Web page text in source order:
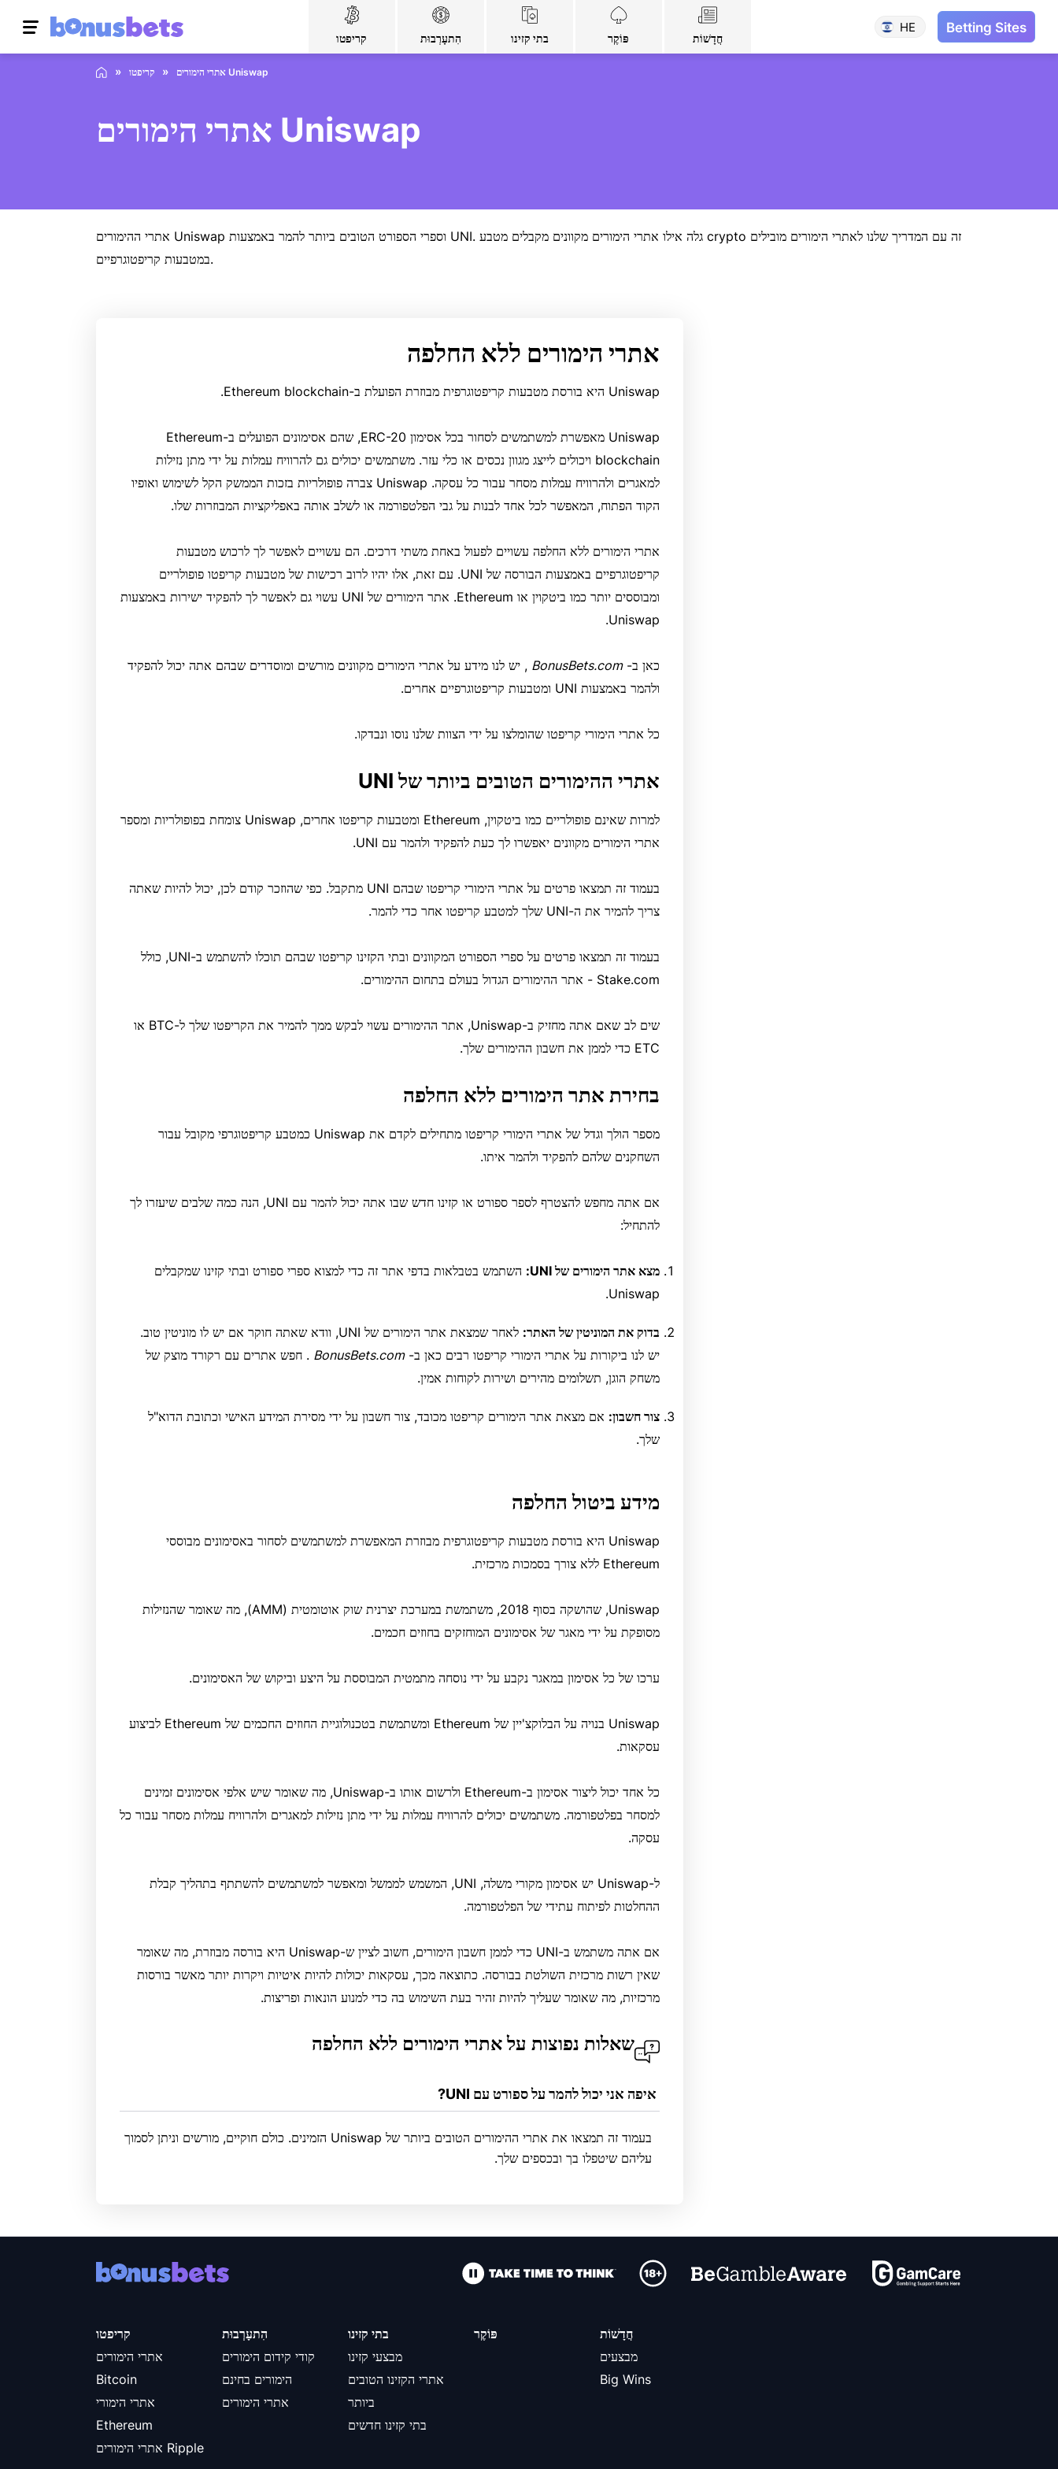
קריפטו הִתעָרְבוּת בתי קזינו פּוֹקֶר חֲדָשׁוֹת
HE Betting Sites
קריפטו אתרי הימורים Uniswap
אתרי הימורים Uniswap
אתרי ההימורים Uniswap וספרי הספורט הטובים ביותר להמר באמצעות UNI. גלה אילו אתרי הימורים מקוונים מקבלים מטבע crypto זה עם המדריך שלנו לאתרי הימורים מובילים
במטבעות קריפטוגרפיים.
אתרי הימורים ללא החלפה
Uniswap היא בורסת מטבעות קריפטוגרפית מבוזרת הפועלת ב-Ethereum blockchain.
Uniswap מאפשרת למשתמשים לסחור בכל אסימון ERC-20, שהם אסימונים הפועלים ב-Ethereum
blockchain ויכולים לייצג מגוון נכסים או כלי עזר. משתמשים יכולים גם להרוויח עמלות על ידי מתן נזילות
למאגרים ולהרוויח עמלות מסחר עבור כל עסקה. Uniswap צברה פופולריות בזכות הממשק הקל לשימוש ואופיו
הקוד הפתוח, המאפשר לכל אחד לבנות על גבי הפלטפורמה או לשלב אותה באפליקציות המבוזרות שלו.
אתרי הימורים ללא החלפה עשויים לפעול באחת משתי דרכים. הם עשויים לאפשר לך לרכוש מטבעות
קריפטוגרפיים באמצעות הבורסה של UNI. עם זאת, אלו יהיו לרוב רכישות של מטבעות קריפטו פופולריים
ומבוססים יותר כמו ביטקוין או Ethereum. אתר הימורים של UNI עשוי גם לאפשר לך להפקיד ישירות באמצעות
Uniswap.
כאן ב-BonusBets.com , יש לנו מידע על אתרי הימורים מקוונים מורשים ומוסדרים שבהם אתה יכול להפקיד
ולהמר באמצעות UNI ומטבעות קריפטוגרפיים אחרים.
כל אתרי הימורי קריפטו שהומלצו על ידי הצוות שלנו נוסו ונבדקו.
אתרי ההימורים הטובים ביותר של UNI
למרות שאינם פופולריים כמו ביטקוין, Ethereum ומטבעות קריפטו אחרים, Uniswap צומחת בפופולריות ומספר
אתרי הימורים מקוונים יאפשרו לך כעת להפקיד ולהמר עם UNI.
בעמוד זה תמצאו פרטים על אתרי הימורי קריפטו שבהם UNI מתקבל. כפי שהוזכר קודם לכן, יכול להיות שאתה
צריך להמיר את ה-UNI שלך למטבע קריפטו אחר כדי להמר.
בעמוד זה תמצאו פרטים על ספרי הספורט המקוונים ובתי הקזינו קריפטו שבהם תוכלו להשתמש ב-UNI, כולל
Stake.com - אתר ההימורים הגדול בעולם בתחום ההימורים.
שים לב שאם אתה מחזיק ב-Uniswap, אתר ההימורים עשוי לבקש ממך להמיר את הקריפטו שלך ל-BTC או
ETC כדי לממן את חשבון ההימורים שלך.
בחירת אתר הימורים ללא החלפה
מספר הולך וגדל של אתרי הימורי קריפטו מתחילים לקדם את Uniswap כמטבע קריפטוגרפי מקובל עבור
השחקנים שלהם להפקיד ולהמר איתו.
אם אתה מחפש להצטרף לספר ספורט או קזינו חדש שבו אתה יכול להמר עם UNI, הנה כמה שלבים שיעזרו לך
להתחיל:
מצא אתר הימורים של UNI:
השתמש בטבלאות בדפי אתר זה כדי למצוא ספרי ספורט ובתי קזינו שמקבלים
Uniswap.
בדוק את המוניטין של האתר:
לאחר שמצאת אתר הימורים של UNI, וודא שאתה חוקר אם יש לו מוניטין טוב.
יש לנו ביקורות על אתרי הימורי קריפטו רבים כאן ב-BonusBets.com . חפש אתרים עם רקורד מוצק של
משחק הוגן, תשלומים מהירים ושירות לקוחות אמין.
צור חשבון: אם מצאת אתר הימורים קריפטו מכובד, צור חשבון על ידי מסירת המידע האישי וכתובת הדוא"ל
שלך.
מידע ביטול החלפה
Uniswap היא בורסת מטבעות קריפטוגרפית מבוזרת המאפשרת למשתמשים לסחור באסימונים מבוססי
Ethereum ללא צורך בסמכות מרכזית.
Uniswap, שהושקה בסוף 2018, משתמשת במערכת יצרנית שוק אוטומטית (AMM), מה שאומר שהנזילות
מסופקת על ידי מאגר של אסימונים המוחזקים בחוזים חכמים.
ערכו של כל אסימון במאגר נקבע על ידי נוסחה מתמטית המבוססת על היצע וביקוש של האסימונים.
Uniswap בנויה על הבלוקצ'יין של Ethereum ומשתמשת בטכנולוגיית החוזים החכמים של Ethereum לביצוע
עסקאות.
כל אחד יכול ליצור אסימון ב-Ethereum ולרשום אותו ב-Uniswap, מה שאומר שיש אלפי אסימונים זמינים
למסחר בפלטפורמה. משתמשים יכולים להרוויח עמלות על ידי מתן נזילות למאגרים ולהרוויח עמלות מסחר עבור כל
עסקה.
ל-Uniswap יש אסימון מקורי משלה, UNI, המשמש לממשל ומאפשר למשתמשים להשתתף בתהליך קבלת
ההחלטות לפיתוח עתידי של הפלטפורמה.
אם אתה משתמש ב-UNI כדי לממן חשבון הימורים, חשוב לציין ש-Uniswap היא בורסה מבוזרת, מה שאומר
שאין רשות מרכזית השולטת בבורסה. כתוצאה מכך, עסקאות יכולות להיות איטיות ויקרות יותר מאשר בורסות
מרכזיות, מה שאומר שעליך להיות זהיר בעת השימוש בה כדי למנוע הונאות ופריצות.
שאלות נפוצות על אתרי הימורים ללא החלפה
בעמוד זה תמצאו את אתרי ההימורים הטובים ביותר של Uniswap הזמינים. כולם חוקיים, מורשים וניתן לסמוך
עליהם שיטפלו בך ובכספים שלך.
קריפטו
אתרי הימורים
Bitcoin
אתרי הימורי
Ethereum
אתרי הימורים Ripple
הִתעָרְבוּת
קודי קידום הימורים
הימורים בחינם
אתרי הימורים
בתי קזינו
מבצעי קזינו
אתרי הקזינו הטובים
ביותר
בתי קזינו חדשים
פּוֹקֶר
חֲדָשׁוֹת
מבצעים
Big Wins